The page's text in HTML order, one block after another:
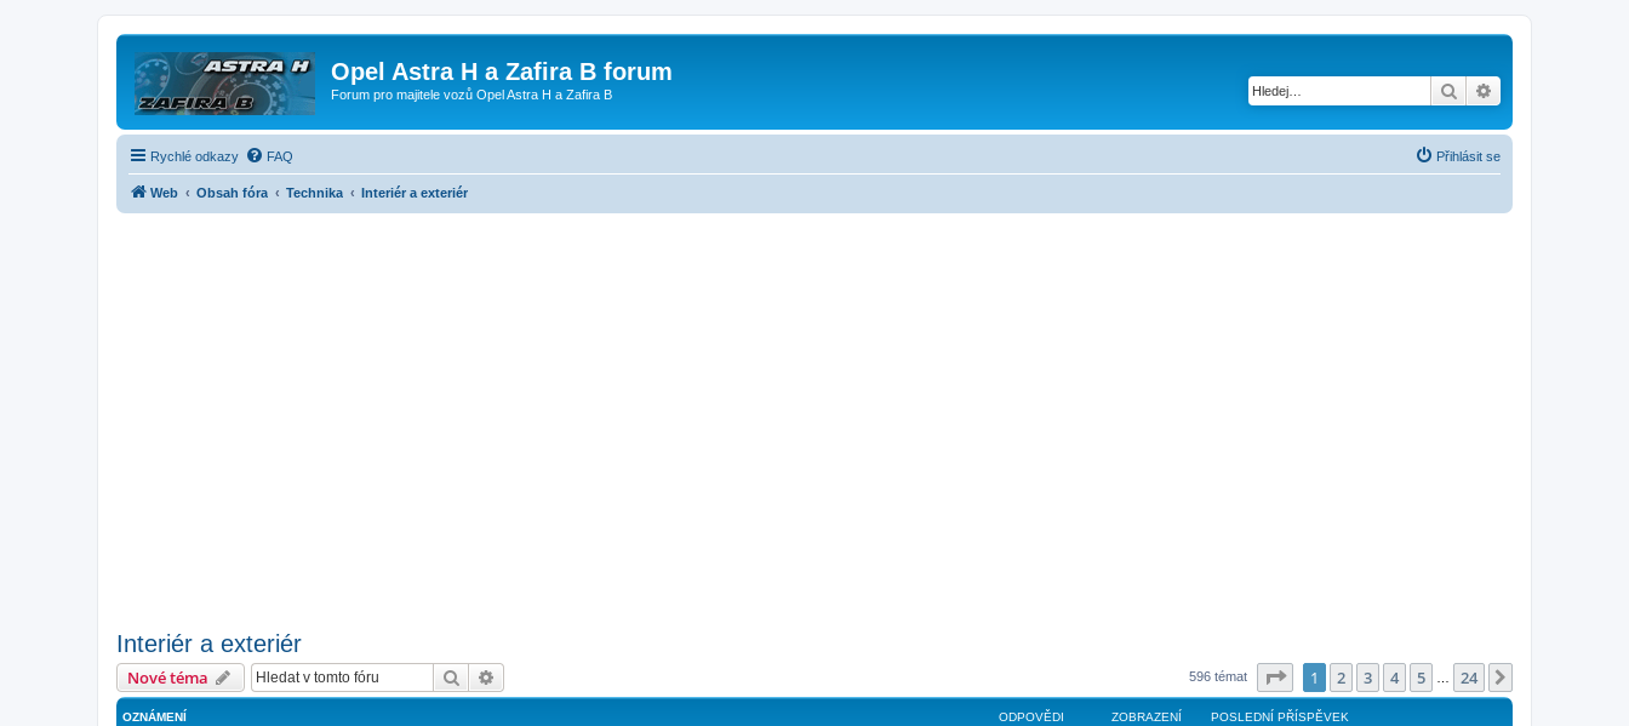
Opel Astra H a Zafira B forum
Forum pro majitele vozů Opel Astra H a Zafira B Hledat
Rychlé odkazy FAQ Přihlásit se
Web Obsah fóra Technika Interiér a exteriér
Interiér a exteriér
Nové téma Hledat 596 témat Stránka z
1 2 3 4 5 24
OZNÁMENÍ ODPOVĚDI ZOBRAZENÍ POSLEDNÍ PŘÍSPĚVEK